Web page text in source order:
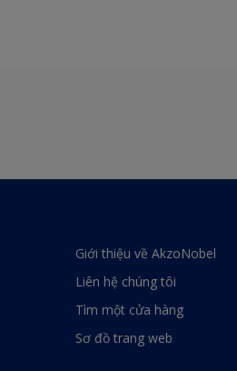
Giới thiệu về AkzoNobel
Liên hệ chúng tôi
Tìm một cửa hàng
Sơ đồ trang web